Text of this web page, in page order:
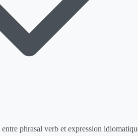
phrasal verb et expression